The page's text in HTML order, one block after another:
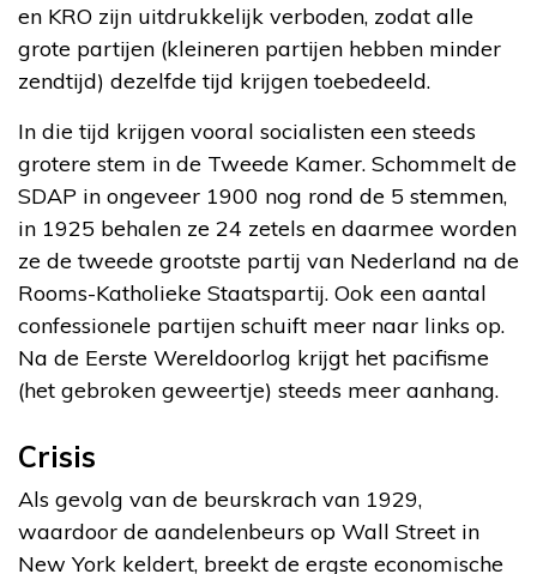
en KRO zijn uitdrukkelijk verboden, zodat alle
grote partijen (kleineren partijen hebben minder
zendtijd) dezelfde tijd krijgen toebedeeld.
In die tijd krijgen vooral socialisten een steeds
grotere stem in de Tweede Kamer. Schommelt de
SDAP in ongeveer 1900 nog rond de 5 stemmen,
in 1925 behalen ze 24 zetels en daarmee worden
ze de tweede grootste partij van Nederland na de
Rooms-Katholieke Staatspartij. Ook een aantal
confessionele partijen schuift meer naar links op.
Na de Eerste Wereldoorlog krijgt het pacifisme
(het gebroken geweertje) steeds meer aanhang.
Crisis
Als gevolg van de beurskrach van 1929,
waardoor de aandelenbeurs op Wall Street in
New York keldert, breekt de ergste economische